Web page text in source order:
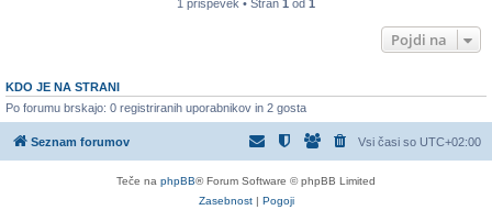
1 prispevek • Stran 1 od 1
Pojdi na
KDO JE NA STRANI
Po forumu brskajo: 0 registriranih uporabnikov in 2 gosta
Seznam forumov Vsi časi so UTC+02:00
Teče na phpBB® Forum Software © phpBB Limited
Zasebnost| Pogoji